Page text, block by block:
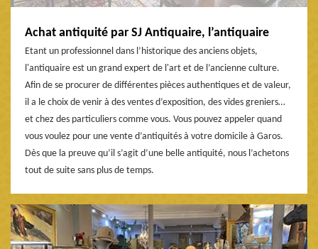
Achat antiquité par SJ Antiquaire, l’antiquaire
Etant un professionnel dans l’historique des anciens objets,
l'antiquaire est un grand expert de l'art et de l’ancienne culture.
Afin de se procurer de différentes pièces authentiques et de valeur,
il a le choix de venir à des ventes d’exposition, des vides greniers…
et chez des particuliers comme vous. Vous pouvez appeler quand
vous voulez pour une vente d’antiquités à votre domicile à Garos.
Dès que la preuve qu’il s’agit d’une belle antiquité, nous l’achetons
tout de suite sans plus de temps.